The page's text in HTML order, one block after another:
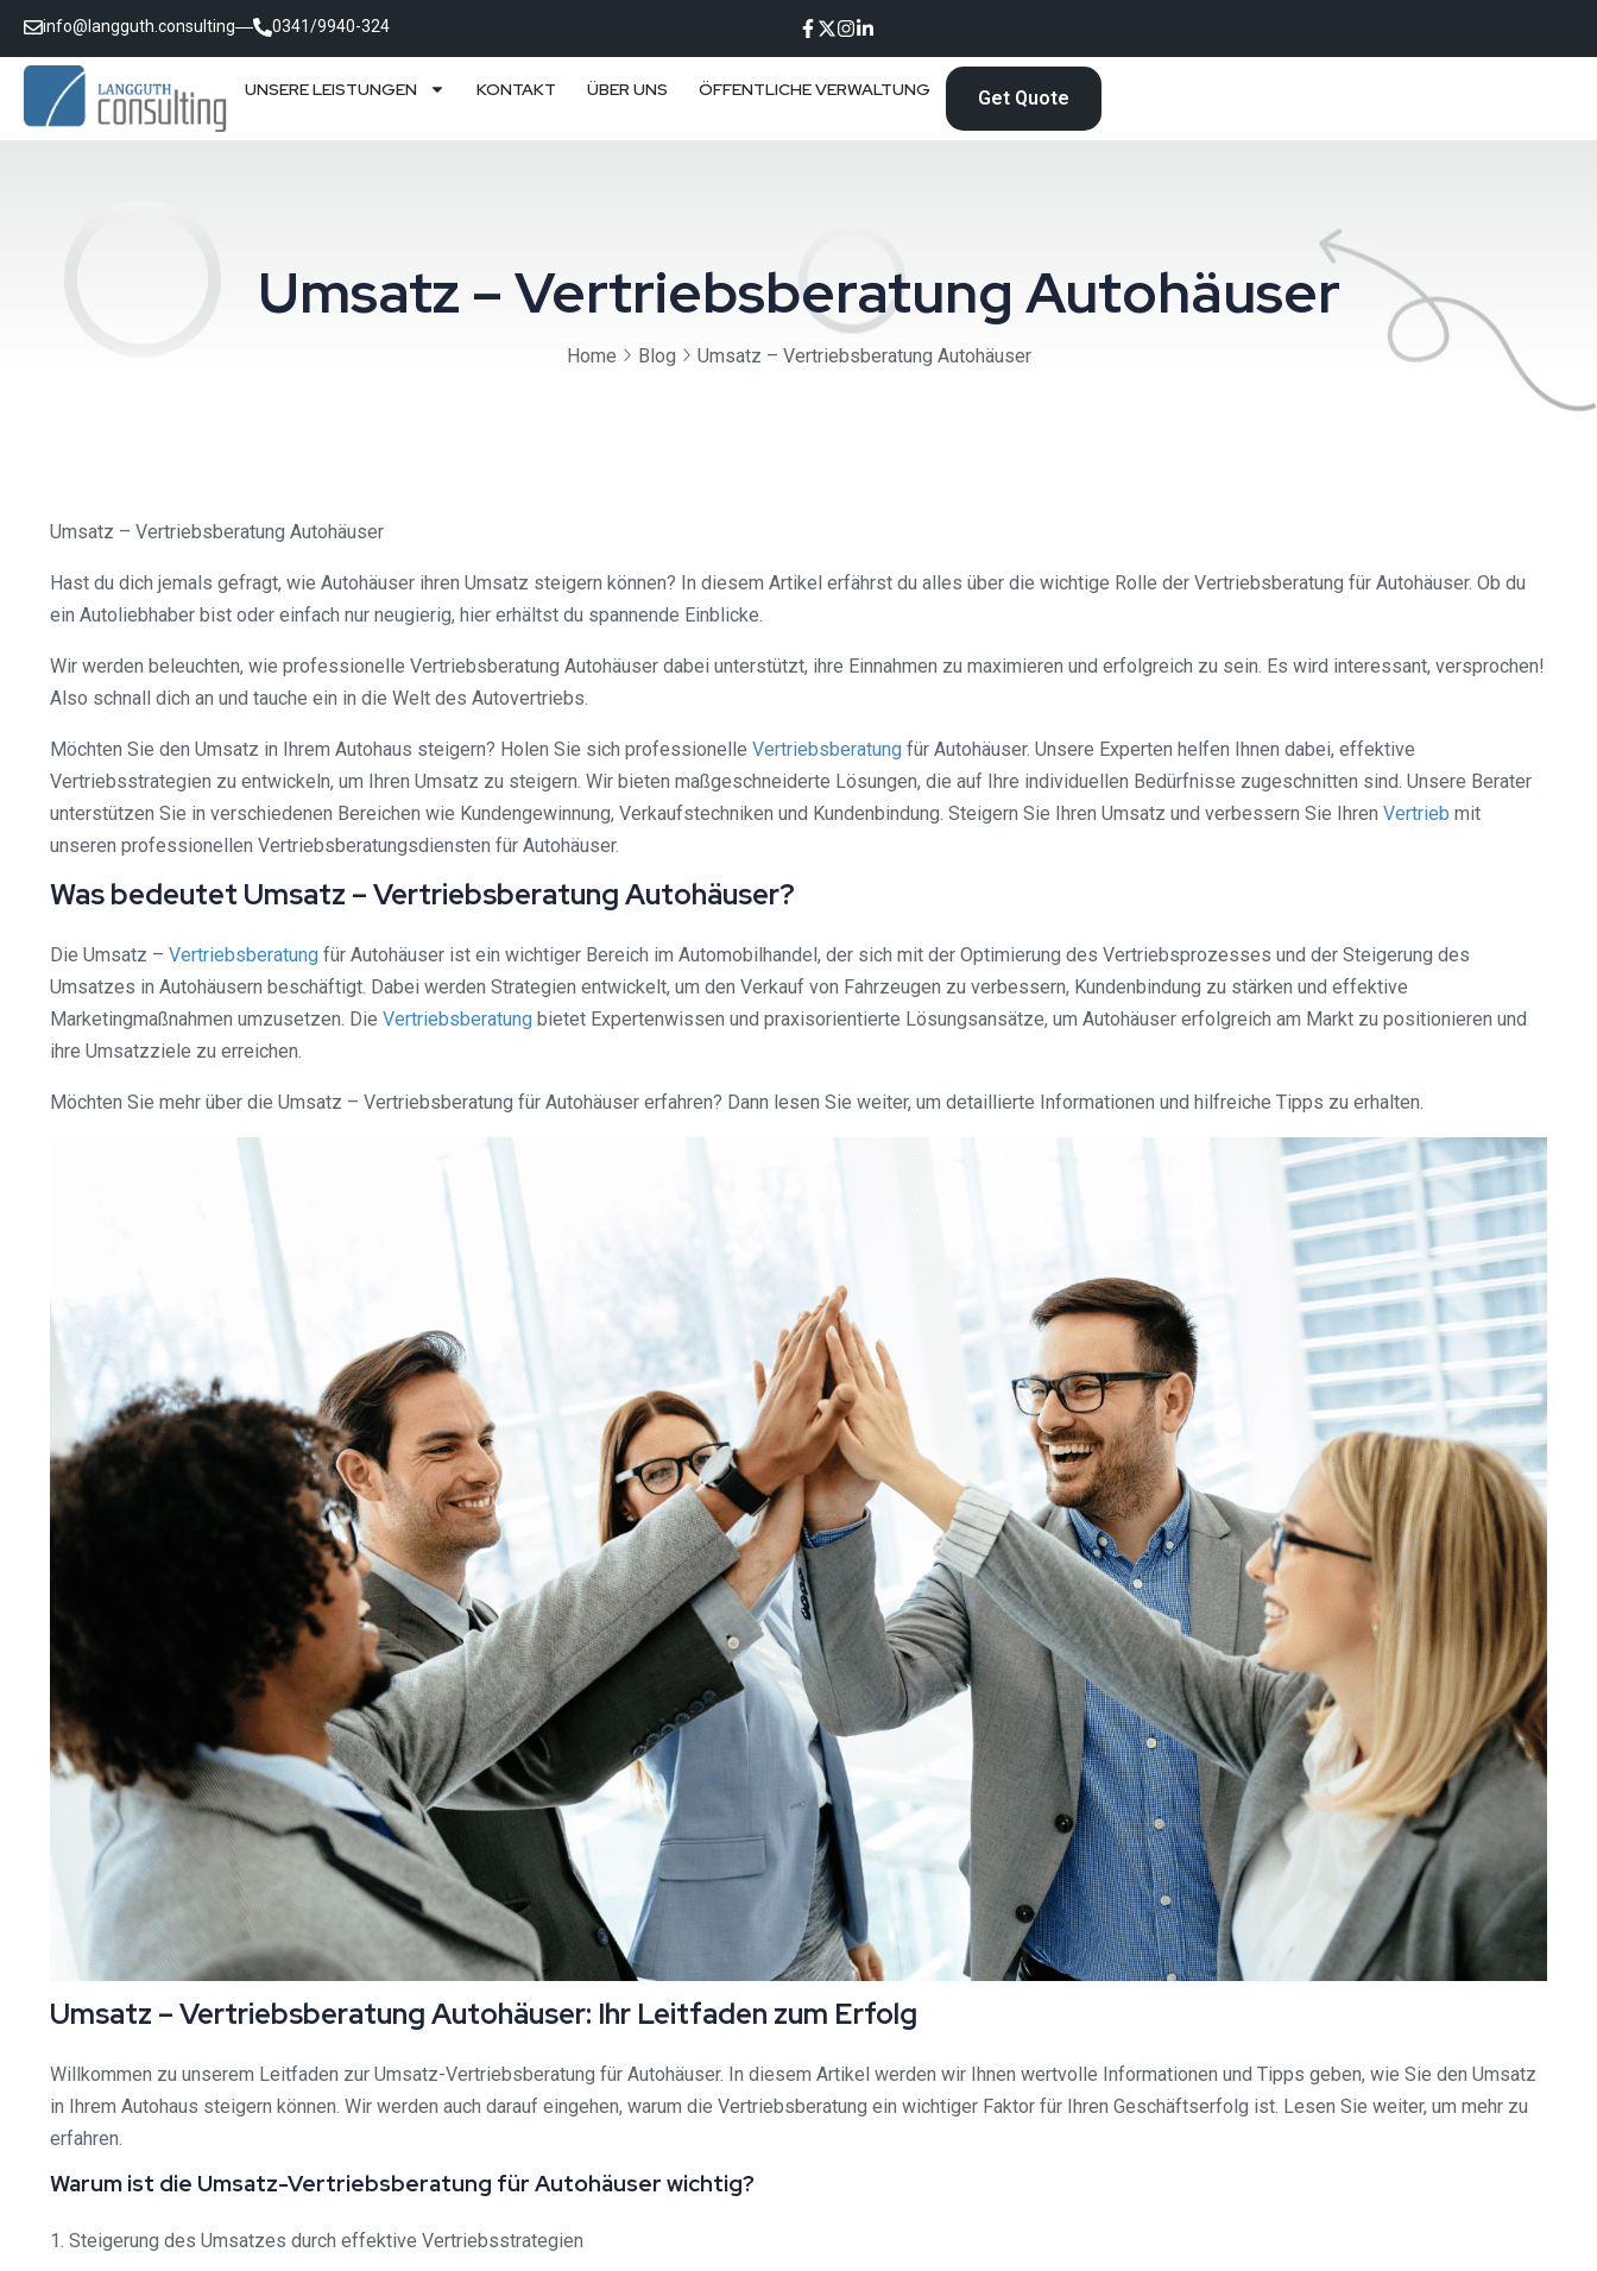
info@langguth.consulting 0341/9940-324
UNSERE LEISTUNGEN KONTAKT ÜBER UNS ÖFFENTLICHE VERWALTUNG Get Quote
Umsatz – Vertriebsberatung Autohäuser
Home Blog Umsatz – Vertriebsberatung Autohäuser
Umsatz – Vertriebsberatung Autohäuser
Hast du dich jemals gefragt, wie Autohäuser ihren Umsatz steigern können? In diesem Artikel erfährst du alles über die wichtige Rolle der Vertriebsberatung für Autohäuser. Ob du
ein Autoliebhaber bist oder einfach nur neugierig, hier erhältst du spannende Einblicke.
Wir werden beleuchten, wie professionelle Vertriebsberatung Autohäuser dabei unterstützt, ihre Einnahmen zu maximieren und erfolgreich zu sein. Es wird interessant, versprochen!
Also schnall dich an und tauche ein in die Welt des Autovertriebs.
Möchten Sie den Umsatz in Ihrem Autohaus steigern? Holen Sie sich professionelle Vertriebsberatung für Autohäuser. Unsere Experten helfen Ihnen dabei, effektive
Vertriebsstrategien zu entwickeln, um Ihren Umsatz zu steigern. Wir bieten maßgeschneiderte Lösungen, die auf Ihre individuellen Bedürfnisse zugeschnitten sind. Unsere Berater
unterstützen Sie in verschiedenen Bereichen wie Kundengewinnung, Verkaufstechniken und Kundenbindung. Steigern Sie Ihren Umsatz und verbessern Sie Ihren Vertrieb mit
unseren professionellen Vertriebsberatungsdiensten für Autohäuser.
Was bedeutet Umsatz – Vertriebsberatung Autohäuser?
Die Umsatz – Vertriebsberatung für Autohäuser ist ein wichtiger Bereich im Automobilhandel, der sich mit der Optimierung des Vertriebsprozesses und der Steigerung des
Umsatzes in Autohäusern beschäftigt. Dabei werden Strategien entwickelt, um den Verkauf von Fahrzeugen zu verbessern, Kundenbindung zu stärken und effektive
Marketingmaßnahmen umzusetzen. Die Vertriebsberatung bietet Expertenwissen und praxisorientierte Lösungsansätze, um Autohäuser erfolgreich am Markt zu positionieren und
ihre Umsatzziele zu erreichen.
Möchten Sie mehr über die Umsatz – Vertriebsberatung für Autohäuser erfahren? Dann lesen Sie weiter, um detaillierte Informationen und hilfreiche Tipps zu erhalten.
Umsatz – Vertriebsberatung Autohäuser: Ihr Leitfaden zum Erfolg
Willkommen zu unserem Leitfaden zur Umsatz-Vertriebsberatung für Autohäuser. In diesem Artikel werden wir Ihnen wertvolle Informationen und Tipps geben, wie Sie den Umsatz
in Ihrem Autohaus steigern können. Wir werden auch darauf eingehen, warum die Vertriebsberatung ein wichtiger Faktor für Ihren Geschäftserfolg ist. Lesen Sie weiter, um mehr zu
erfahren.
Warum ist die Umsatz-Vertriebsberatung für Autohäuser wichtig?
1. Steigerung des Umsatzes durch effektive Vertriebsstrategien